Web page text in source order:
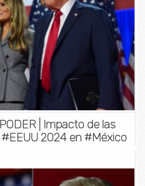
| Impacto de las
2024 en #México